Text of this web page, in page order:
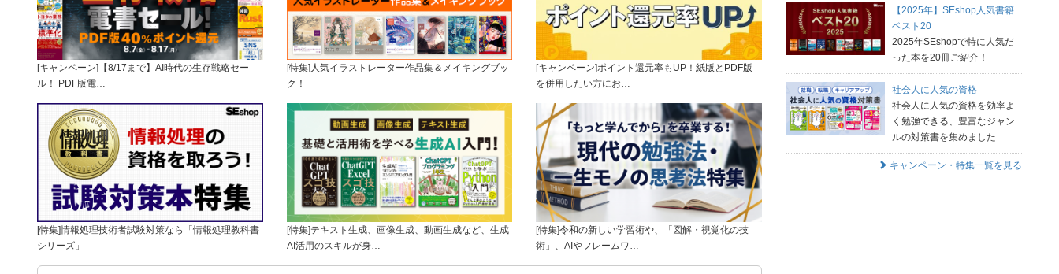
[キャンペーン]【8/17まで】AI時代の生存戦略セー
ル！ PDF版電…
[特集]人気イラストレーター作品集＆メイキングブッ
ク！
[キャンペーン]ポイント還元率もUP！紙版とPDF版
を併用したい方にお…
[特集]情報処理技術者試験対策なら「情報処理教科書
シリーズ」
[特集]テキスト生成、画像生成、動画生成など、生成
AI活用のスキルが身…
[特集]令和の新しい学習術や、「図解・視覚化の技
術」、AIやフレームワ…
【2025年】SEshop人気書籍
ベスト20
2025年SEshopで特に人気だ
った本を20冊ご紹介！
社会人に人気の資格
社会人に人気の資格を効率よ
く勉強できる、豊富なジャン
ルの対策書を集めました
キャンペーン・特集一覧を見る